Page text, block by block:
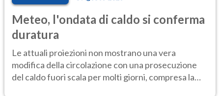
Meteo, l'ondata di caldo si conferma
duratura
Le attuali proiezioni non mostrano una vera
modifica della circolazione con una prosecuzione
del caldo fuori scala per molti giorni, compresa la